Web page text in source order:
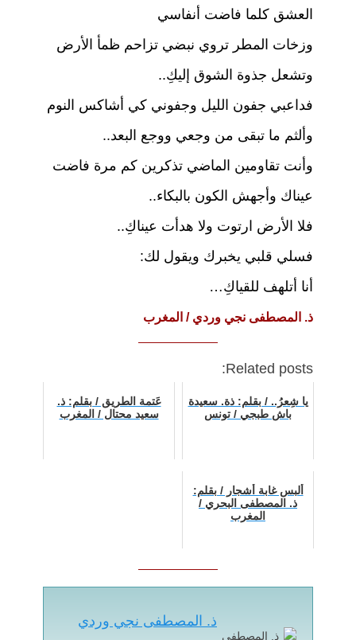
o
k
p
العشق كلما فاضت أنفاسي
وزخات المطر تروي نبضي تزاحم ظمأ الأرض
وتشعل جذوة الشوق إليكِ..
فداعبي جفون الليل وجفوني كي أشاكس النوم
وألثم ما تبقى من وجعي ووجع البعد..
وأنت تقاومين الماضي تذكرين كم مرة فاضت
عيناك وأجهش الكون بالبكاء..
فلا الأرض ارتوت ولا هدأت عيناكِ..
فسلي قلبي يخبرك ويقول لك:
أنا أتلهف للقياكِ…
ذ. المصطفى نجي وردي / المغرب
Related posts:
یا شِعرُ.. / بقلم: ذة. سعيدة
باش طبجي / تونس
عَتمة الطريق / بقلم: ذ.
سعيد محتال / المغرب
ألبس غابة أشجار / بقلم:
ذ. المصطفى البحري /
المغرب
ذ. المصطفى نجي وردي